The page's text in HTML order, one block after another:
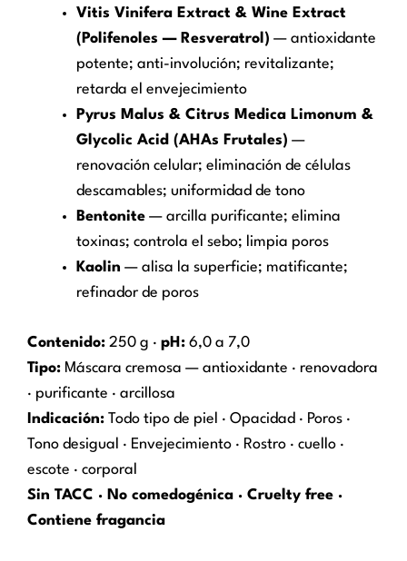
Vitis Vinifera Extract & Wine Extract
(Polifenoles — Resveratrol) — antioxidante
potente; anti-involución; revitalizante;
retarda el envejecimiento
Pyrus Malus & Citrus Medica Limonum &
Glycolic Acid (AHAs Frutales) —
renovación celular; eliminación de células
descamables; uniformidad de tono
Bentonite — arcilla purificante; elimina
toxinas; controla el sebo; limpia poros
Kaolin — alisa la superficie; matificante;
refinador de poros
Contenido: 250 g · pH: 6,0 a 7,0
Tipo: Máscara cremosa — antioxidante · renovadora
· purificante · arcillosa
Indicación: Todo tipo de piel · Opacidad · Poros ·
Tono desigual · Envejecimiento · Rostro · cuello ·
escote · corporal
Sin TACC · No comedogénica · Cruelty free ·
Contiene fragancia